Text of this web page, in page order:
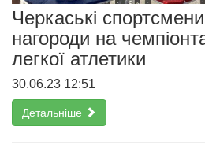
Черкаські
нагороди на
легкої атлетики
30.06.23 12:51
Детальніше